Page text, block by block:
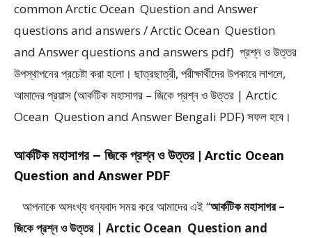
common Arctic Ocean Question and Answer
questions and answers / Arctic Ocean Question
and Answer questions and answers pdf) প্রশ্ন ও উত্তর
উপস্থাপনের প্রচেষ্টা করা হলাে। ছাত্রছাত্রী, পরীক্ষার্থীদের উপকারে লাগলে,
আমাদের প্রয়াস (আর্কটিক মহাসাগর – জিকে প্রশ্ন ও উত্তর | Arctic
Ocean Question and Answer Bengali PDF) সফল হবে।
আর্কটিক মহাসাগর – জিকে প্রশ্ন ও উত্তর | Arctic Ocean
Question and Answer PDF
আপনাকে অসংখ্য ধন্যবাদ সময় করে আমাদের এই “আর্কটিক মহাসাগর –
জিকে প্রশ্ন ও উত্তর | Arctic Ocean Question and